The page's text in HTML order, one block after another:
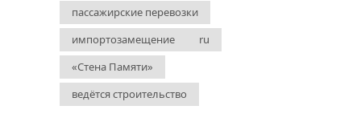
пассажирские перевозки
импортозамещение
ru
«Стена Памяти»
ведётся строительство